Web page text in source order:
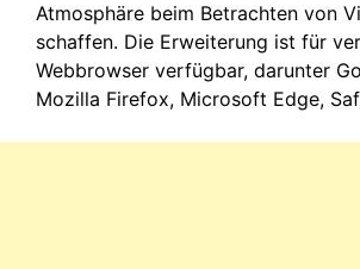
Atmosphäre beim Betrachten von
schaffen. Die Erweiterung ist für
Webbrowser verfügbar, darunter
Mozilla Firefox, Microsoft Edge,